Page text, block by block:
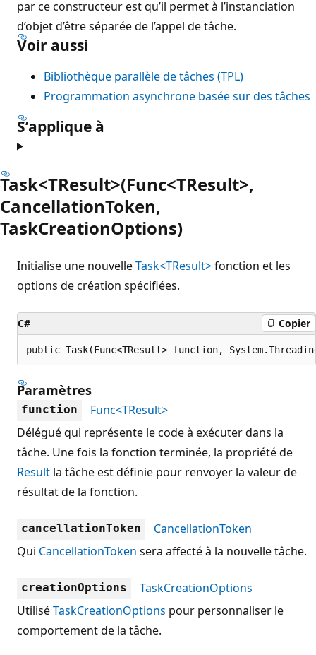
par ce constructeur est qu’il permet à l’instanciation
d’objet d’être séparée de l’appel de tâche.
Voir aussi
Bibliothèque parallèle de tâches (TPL)
Programmation asynchrone basée sur des tâches
S’applique à
Task<TResult>(Func<TResult>,
CancellationToken,
TaskCreationOptions)
Initialise une nouvelleTask<TResult>fonction et les
options de création spécifiées.
C# Copier
public Task(Func<TResult> function,
Paramètres
function
Func<TResult>
Délégué qui représente le code à exécuter dans la
tâche. Une fois la fonction terminée, la propriété de
Result la tâche est définie pour renvoyer la valeur de
résultat de la fonction.
cancellationToken
CancellationToken
Qui CancellationToken sera affecté à la nouvelle tâche.
creationOptions
TaskCreationOptions
UtiliséTaskCreationOptions pour personnaliser le
comportement de la tâche.